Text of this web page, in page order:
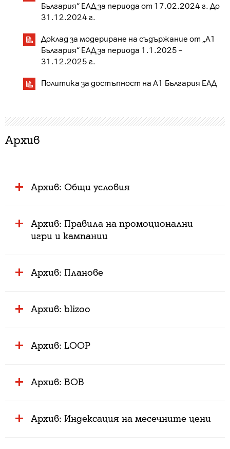
България“ ЕАД за периода от 17.02.2024 г. До
31.12.2024 г.
Доклад за модериране на съдържание от „А1
България“ ЕАД за периода 1.1.2025 –
31.12.2025 г.
Политика за достъпност на А1 България ЕАД
Архив
Архив: Общи условия
Архив: Правила на промоционални
игри и кампании
Архив: Планове
Архив: blizoo
Архив: LOOP
Архив: BOB
Архив: Индексация на месечните цени